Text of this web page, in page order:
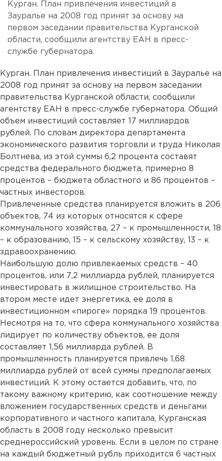
Курган. План привлечения инвестиций в
Зауралье на 2008 год принят за основу на
первом заседании правительства Курганской
области, сообщили агентству ЕАН в пресс-
службе губернатора.
Курган. План привлечения инвестиций в Зауралье на
2008 год принят за основу на первом заседании
правительства Курганской области, сообщили
агентству ЕАН в пресс-службе губернатора. Общий
объем инвестиций составляет 17 миллиардов
рублей. По словам директора департамента
экономического развития торговли и труда Николая
Болтнева, из этой суммы 6,2 процента составят
средства федерального бюджета, примерно 8
процентов – бюджета областного и 86 процентов –
частных инвесторов.
Привлеченные средства планируется вложить в 206
объектов, 74 из которых относятся к сфере
коммунального хозяйства, 27 – к промышленности, 18
– к образованию, 15 – к сельскому хозяйству, 13 – к
здравоохранению.
Наибольшую долю привлекаемых средств – 40
процентов, или 7,2 миллиарда рублей, планируется
инвестировать в жилищное строительство. На
втором месте идет энергетика, ее доля в
инвестиционном «пироге» порядка 19 процентов.
Несмотря на то, что сфера коммунального хозяйства
лидирует по количеству объектов, ее доля
составляет 1,56 миллиарда рублей. В
промышленность планируется привлечь 1,68
миллиарда рублей от всей суммы предполагаемых
инвестиций. К этому остается добавить, что, по
такому важному критерию, как соотношение между
вложением государственных средств и деньгами
корпоративного и частного капитала, Курганская
область в 2008 году несколько превысит
среднероссийский уровень. Если в целом по стране
на каждый бюджетный рубль приходится 6 частных